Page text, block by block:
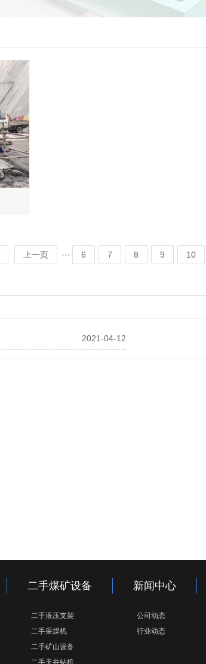
上一页 ··· 6 7 8 9 10
2021-04-12
二手煤矿设备
二手液压支架
二手采煤机
二手矿山设备
二手天井钻机
新闻中心
公司动态
行业动态